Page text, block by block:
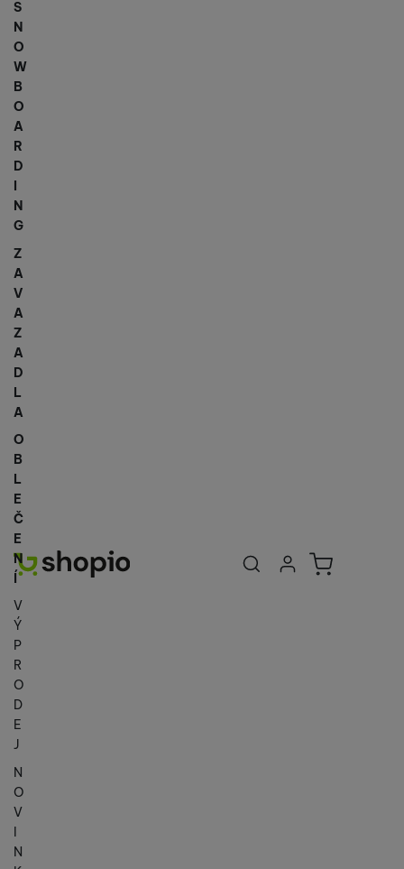
Uživatelská
Přihlásit se
Košík
S
N
O
W
B
O
A
R
D
N
G
Z
A
V
A
Z
A
D
L
A
O
B
L
E
Č
E
N
Í
V
Ý
P
R
O
D
E
J
N
O
V
I
N